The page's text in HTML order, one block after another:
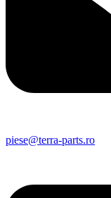
piese@terra-parts.ro